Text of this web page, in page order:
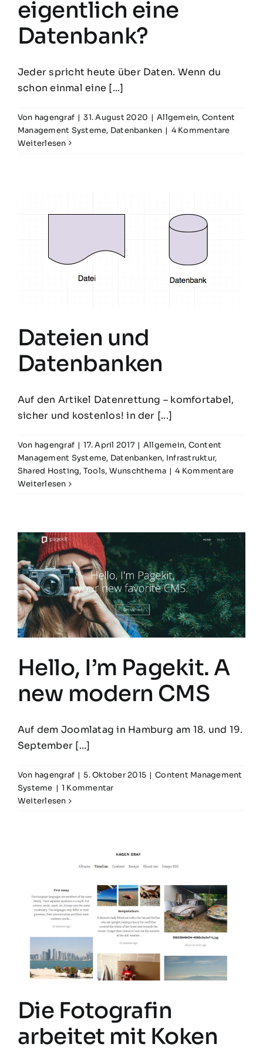
eigentlich eine
Datenbank?
Jeder spricht heute über Daten. Wenn du
schon einmal eine [...]
Von hagengraf | 31. August 2020 | Allgemein, Content
Management Systeme, Datenbanken | 4 Kommentare
Weiterlesen
Dateien und
Datenbanken
Auf den Artikel Datenrettung – komfortabel,
sicher und kostenlos! in der [...]
Von hagengraf | 17. April 2017 | Allgemein, Content
Management Systeme, Datenbanken, Infrastruktur,
Shared Hosting, Tools, Wunschthema | 4 Kommentare
Weiterlesen
Hello, I’m Pagekit. A
new modern CMS
Auf dem Joomlatag in Hamburg am 18. und 19.
September [...]
Von hagengraf | 5. Oktober 2015 | Content Management
Systeme | 1 Kommentar
Weiterlesen
Die Fotografin
arbeitet mit Koken